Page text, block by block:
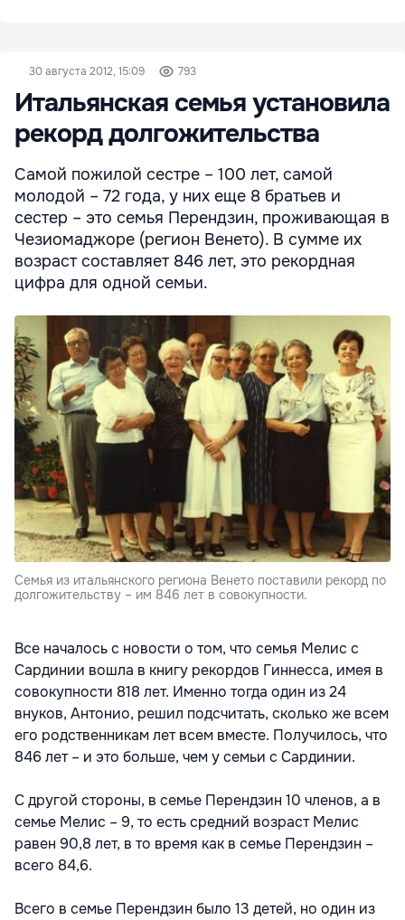
30 августа 2012, 15:09 793
Итальянская семья установила
рекорд долгожительства
Самой пожилой сестре – 100 лет, самой
молодой – 72 года, у них еще 8 братьев и
сестер – это семья Перендзин, проживающая в
Чезиомаджоре (регион Венето). В сумме их
возраст составляет 846 лет, это рекордная
цифра для одной семьи.
Семья из итальянского региона Венето поставили рекорд по
долгожительству – им 846 лет в совокупности.
Все началось с новости о том, что семья Мелис с
Сардинии вошла в книгу рекордов Гиннесса, имея в
совокупности 818 лет. Именно тогда один из 24
внуков, Антонио, решил подсчитать, сколько же всем
его родственникам лет всем вместе. Получилось, что
846 лет – и это больше, чем у семьи с Сардинии.
С другой стороны, в семье Перендзин 10 членов, а в
семье Мелис – 9, то есть средний возраст Мелис
равен 90,8 лет, в то время как в семье Перендзин –
всего 84,6.
Всего в семье Перендзин было 13 детей, но один из